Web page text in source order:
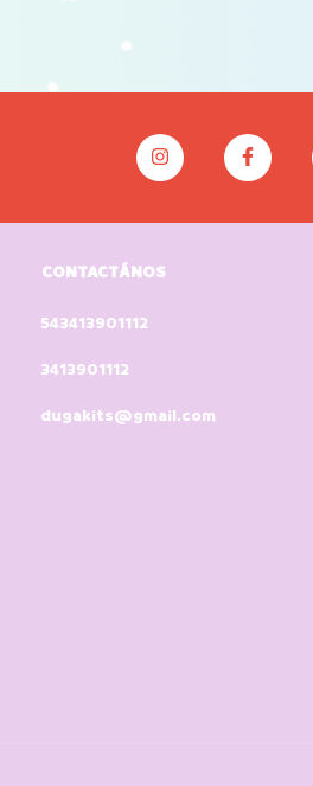
CONTACTÁNOS
543413901112
3413901112
dugakits@gmail.com